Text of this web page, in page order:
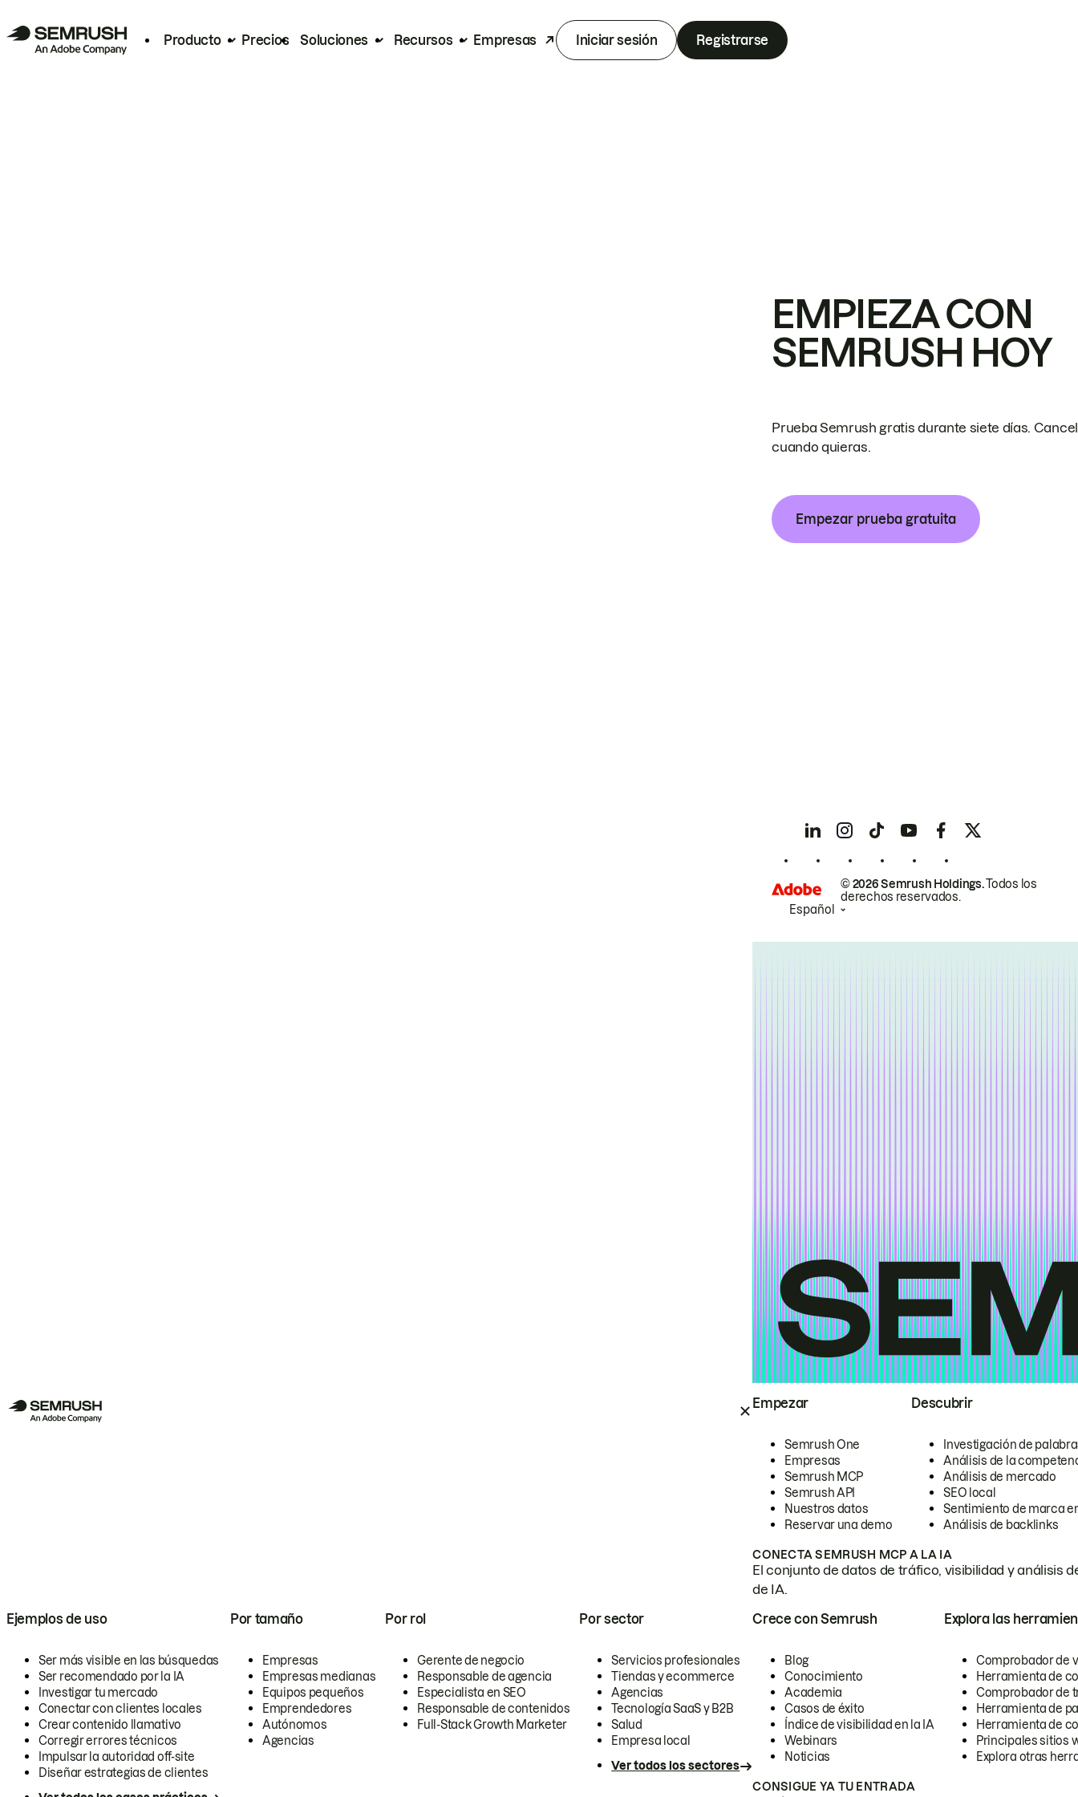
Producto Precios Soluciones Recursos Empresas Iniciar sesión Registrarse
Empezar
Semrush One
Empresas
Semrush MCP
Semrush API
Nuestros datos
Reservar una demo
Descubrir
Investigación de
Análisis de la
Análisis de mercado
SEO local
Sentimiento de marca
Análisis de backlinks
CONECTA SEMRUSH MCP A LA IA
El conjunto de datos de tráfico, visibilidad y análisis
de IA.
Ejemplos de uso
Ser más visible en las búsquedas
Ser recomendado por la IA
Investigar tu mercado
Conectar con clientes locales
Crear contenido llamativo
Corregir errores técnicos
Impulsar la autoridad off-site
Diseñar estrategias de clientes
Por tamaño
Empresas
Empresas medianas
Equipos pequeños
Emprendedores
Autónomos
Agencias
Por rol
Gerente de negocio
Responsable de agencia
Especialista en SEO
Responsable de contenidos
Full-Stack Growth Marketer
Por sector
Servicios profesionales
Tiendas y ecommerce
Agencias
Tecnología SaaS y B2B
Salud
Empresa local
Ver todos los sectores
Crece con Semrush
Blog
Conocimiento
Academia
Casos de éxito
Índice de visibilidad en la IA
Webinars
Noticias
Explora las
Comprobador de
Herramienta de
Comprobador de
Herramienta de
Herramienta de
Principales sitios
Explora otras
CONSIGUE YA TU ENTRADA
EMPIEZA CON
SEMRUSH HOY
Prueba Semrush gratis durante siete días.
cuando quieras.
Empezar prueba gratuita
© 2026 Semrush Holdings.Todos los
derechos reservados.
Español